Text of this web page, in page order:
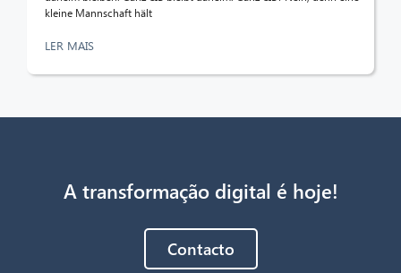
kleine Mannschaft hält
LER MAIS
A transformação digital é hoje!
Contacto